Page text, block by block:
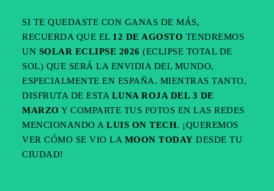
SI TE QUEDASTE CON GANAS DE MÁS,
RECUERDA QUE EL 12 DE AGOSTO TENDREMOS
UN SOLAR ECLIPSE 2026 (ECLIPSE TOTAL DE
SOL) QUE SERÁ LA ENVIDIA DEL MUNDO,
ESPECIALMENTE EN ESPAÑA. MIENTRAS TANTO,
DISFRUTA DE ESTA LUNA ROJA DEL 3 DE
MARZO Y COMPARTE TUS FOTOS EN LAS REDES
MENCIONANDO A LUIS ON TECH. ¡QUEREMOS
VER CÓMO SE VIO LA MOON TODAY DESDE TU
CIUDAD!